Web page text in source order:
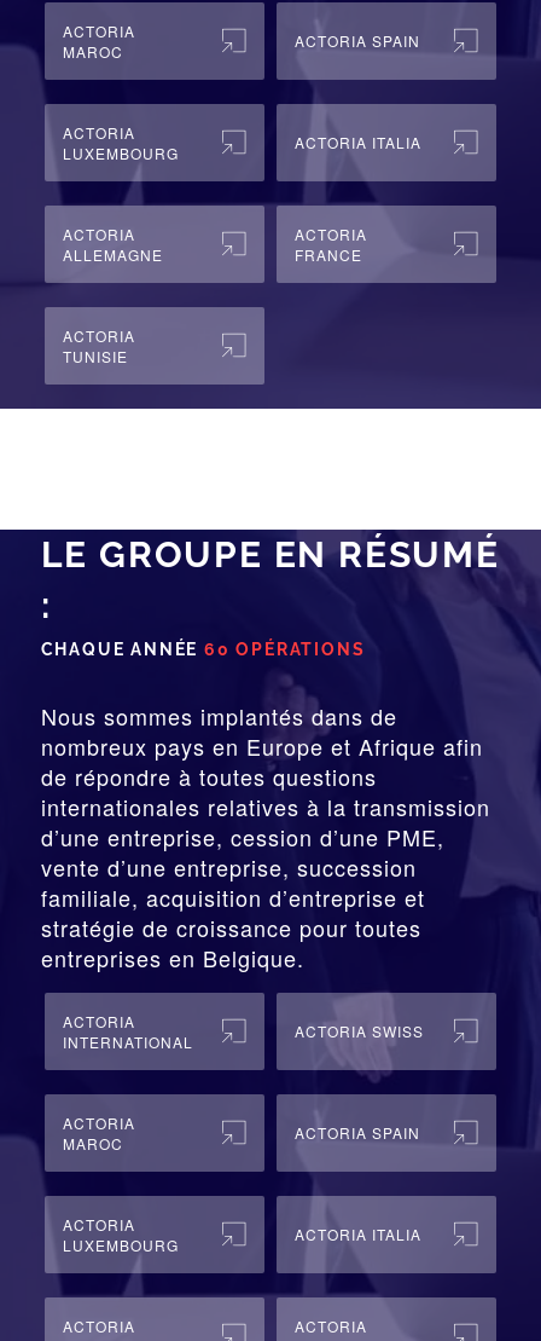
ACTORIA
MAROC
ACTORIA SPAIN
ACTORIA
LUXEMBOURG
ACTORIA ITALIA
ACTORIA
ALLEMAGNE
ACTORIA
FRANCE
ACTORIA
TUNISIE
LE GROUPE EN RÉSUMÉ
:
CHAQUE ANNÉE 60 OPÉRATIONS
Nous sommes implantés dans de
nombreux pays en Europe et Afrique afin
de répondre à toutes questions
internationales relatives à la transmission
d’une entreprise, cession d’une PME,
vente d’une entreprise, succession
familiale, acquisition d’entreprise et
stratégie de croissance pour toutes
entreprises en Belgique.
ACTORIA
INTERNATIONAL
ACTORIA SWISS
ACTORIA
MAROC
ACTORIA SPAIN
ACTORIA
LUXEMBOURG
ACTORIA ITALIA
ACTORIA
ACTORIA